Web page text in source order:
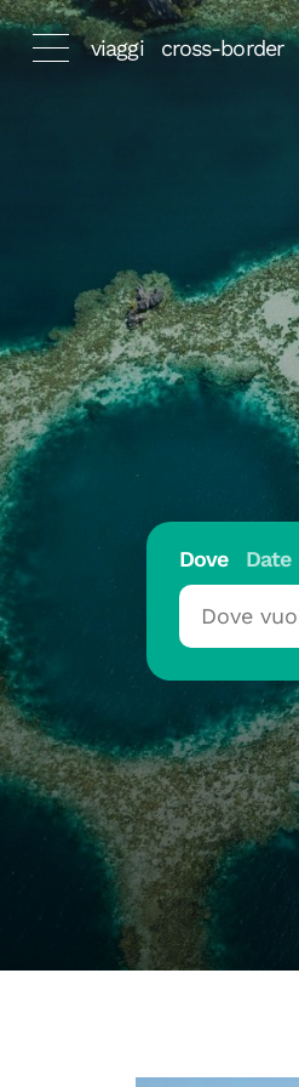
viaggi cross-border
Dove Date